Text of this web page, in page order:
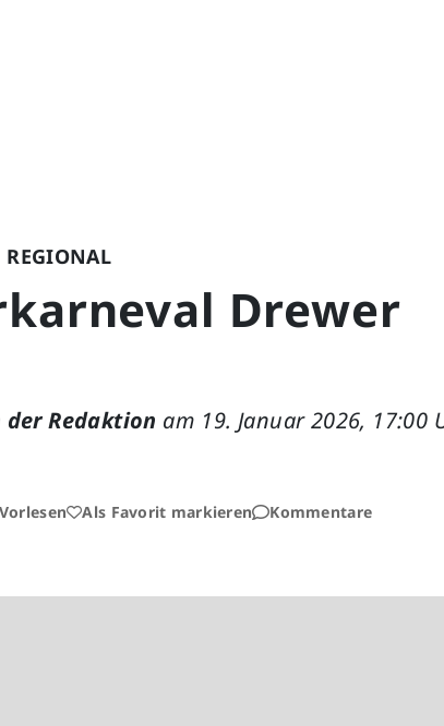
Drewer
der Redaktion am 19. Januar 2026, 17:00
Als Favorit markieren Kommentare